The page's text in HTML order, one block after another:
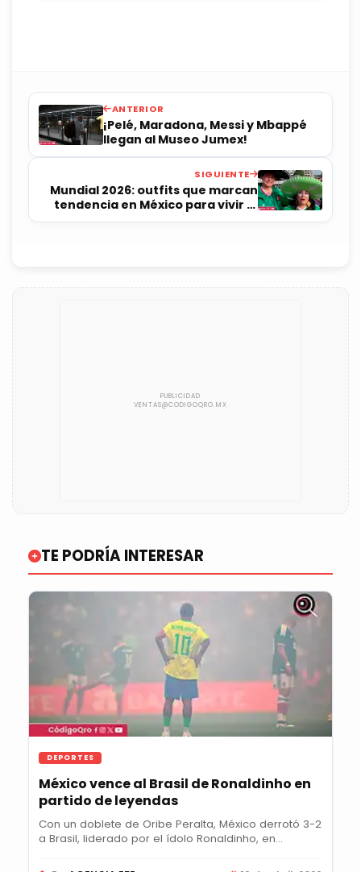
ANTERIOR
¡Pelé, Maradona, Messi y Mbappé
llegan al Museo Jumex!
SIGUIENTE
Mundial 2026: outfits que marcan
tendencia en México para vivir la
fiesta del futbol
TE PODRÍA INTERESAR
DEPORTES
México vence al Brasil de Ronaldinho en
partido de leyendas
Con un doblete de Oribe Peralta, México derrotó 3-2
a Brasil, liderado por el ídolo Ronaldinho, en...